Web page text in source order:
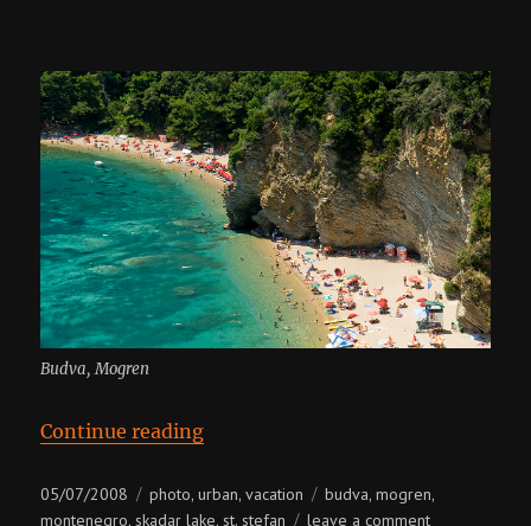
Budva, Mogren
Continue reading“Montenegro, Budva”
Posted
on
05/07/2008 Categories
photo,urban,vacation Tags
budva,mogren,
montenegro, skadar lake, st. stefan leave a commenton